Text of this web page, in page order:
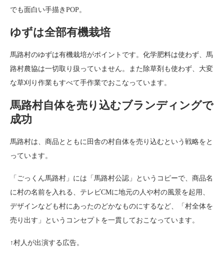
でも面白い手描きPOP。
ゆずは全部有機栽培
馬路村のゆずは有機栽培がポイントです。化学肥料は使わず、馬
路村農協は一切取り扱っていません。また除草剤も使わず、大変
な草刈り作業もすべて手作業でおこなっています。
馬路村自体を売り込むブランディングで
成功
馬路村は、商品とともに田舎の村自体を売り込むという戦略をと
っています。
「ごっくん馬路村」には「馬路村公認」というコピーで、商品名
に村の名前を入れる、テレビCMに地元の人や村の風景を起用、
デザインなども村にあったのどかなものにするなど、「村全体を
売り出す」というコンセプトを一貫しておこなっています。
↑村人が出演する広告。